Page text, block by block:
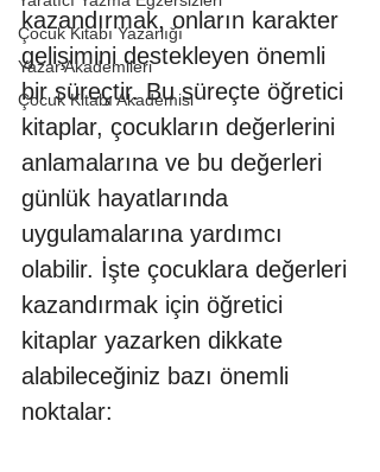
Çocuk Kitabı Yazarlığı
Yazar Akademileri
Çocuk Kitabı Akademisi
kazandırmak, onların karakter
gelişimini destekleyen önemli
bir süreçtir. Bu süreçte öğretici
kitaplar, çocukların değerlerini
anlamalarına ve bu değerleri
günlük hayatlarında
uygulamalarına yardımcı
olabilir. İşte çocuklara değerleri
kazandırmak için öğretici
kitaplar yazarken dikkate
alabileceğiniz bazı önemli
noktalar: